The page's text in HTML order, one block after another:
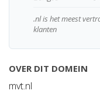
.nl is het meest
klanten
OVER DIT DOMEIN
mvt.nl